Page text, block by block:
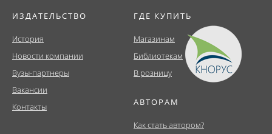
ИЗДАТЕЛЬСТВО
История
Новости компании
Вузы-партнеры
Вакансии
Контакты
ГДЕ КУПИТЬ
Магазинам
Библиотекам
В розницу
АВТОРАМ
Как стать автором?